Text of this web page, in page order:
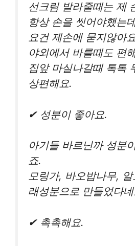
선크림 발라줄때는 제
항상 손을 씻어야했는
요건 제손에 묻지않아
야외에서 바를때도 편
집앞 마실나갈때 톡톡
상편해요.
✔ 성분이 좋아요.
아기들 바르닌까 성분
죠.
모링가, 바오밥나무,
래성분으로 만들었다
✔ 촉촉해요.